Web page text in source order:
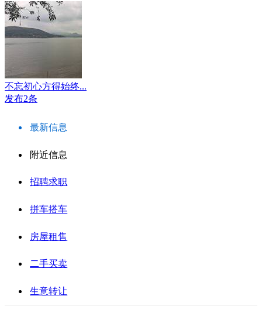
不忘初心方得始终...
发布2条
最新信息
附近信息
招聘求职
拼车搭车
房屋租售
二手买卖
生意转让